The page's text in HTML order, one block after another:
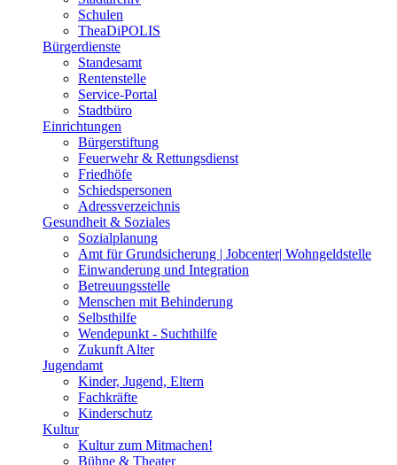
Schulen
TheaDiPOLIS
Bürgerdienste
Standesamt
Rentenstelle
Service-Portal
Stadtbüro
Einrichtungen
Bürgerstiftung
Feuerwehr & Rettungsdienst
Friedhöfe
Schiedspersonen
Adressverzeichnis
Gesundheit & Soziales
Sozialplanung
Amt für Grundsicherung | Jobcenter| Wohngeldstelle
Einwanderung und Integration
Betreuungsstelle
Menschen mit Behinderung
Selbsthilfe
Wendepunkt - Suchthilfe
Zukunft Alter
Jugendamt
Kinder, Jugend, Eltern
Fachkräfte
Kinderschutz
Kultur
Kultur zum Mitmachen!
Bühne & Theater